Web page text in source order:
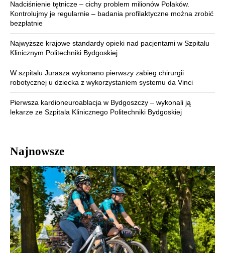
Nadciśnienie tętnicze – cichy problem milionów Polaków.
Kontrolujmy je regularnie – badania profilaktyczne można zrobić
bezpłatnie
Najwyższe krajowe standardy opieki nad pacjentami w Szpitalu
Klinicznym Politechniki Bydgoskiej
W szpitalu Jurasza wykonano pierwszy zabieg chirurgii
robotycznej u dziecka z wykorzystaniem systemu da Vinci
Pierwsza kardioneuroablacja w Bydgoszczy – wykonali ją
lekarze ze Szpitala Klinicznego Politechniki Bydgoskiej
Najnowsze